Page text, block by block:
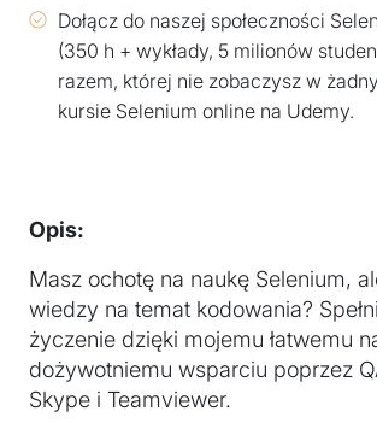
Dołącz do naszej społeczności
(350 h + wykłady, 5 milionów
razem, której nie zobaczysz w
kursie Selenium online na Udemy.
Opis:
Masz ochotę na naukę Selenium,
wiedzy na temat kodowania?
życzenie dzięki mojemu łatwemu
dożywotniemu wsparciu poprzez
Skype i Teamviewer.